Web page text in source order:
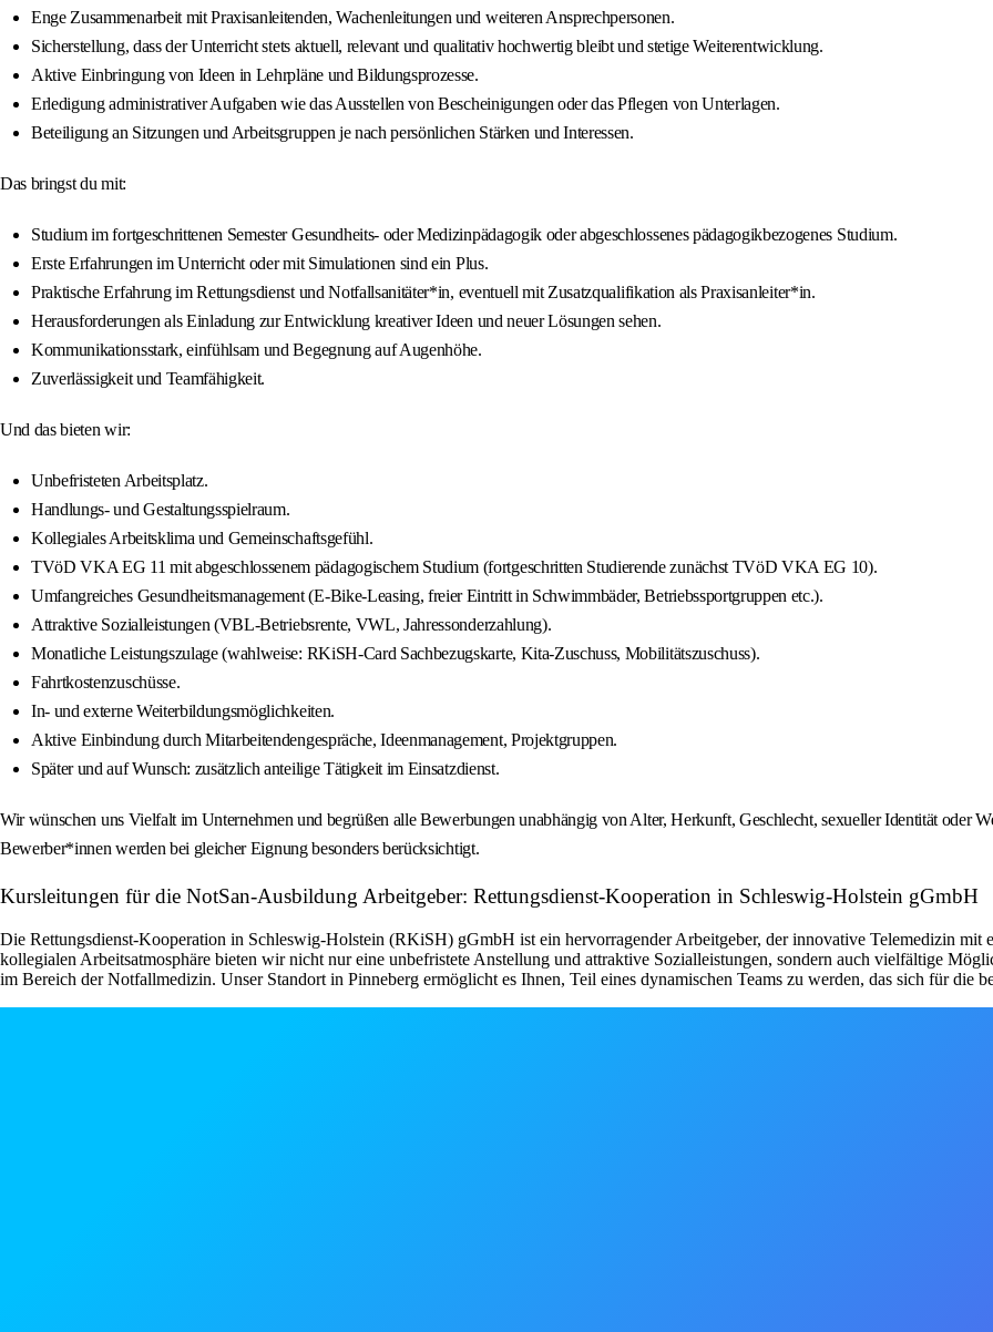
Enge Zusammenarbeit mit Praxisanleitenden, Wachenleitungen und weiteren Ansprechpersonen.
Sicherstellung, dass der Unterricht stets aktuell, relevant und qualitativ hochwertig bleibt und stetige Weiterentwicklung.
Aktive Einbringung von Ideen in Lehrpläne und Bildungsprozesse.
Erledigung administrativer Aufgaben wie das Ausstellen von Bescheinigungen oder das Pflegen von Unterlagen.
Beteiligung an Sitzungen und Arbeitsgruppen je nach persönlichen Stärken und Interessen.
Das bringst du mit:
Studium im fortgeschrittenen Semester Gesundheits- oder Medizinpädagogik oder abgeschlossenes pädagogikbezogenes Studium.
Erste Erfahrungen im Unterricht oder mit Simulationen sind ein Plus.
Praktische Erfahrung im Rettungsdienst und Notfallsanitäter*in, eventuell mit Zusatzqualifikation als Praxisanleiter*in.
Herausforderungen als Einladung zur Entwicklung kreativer Ideen und neuer Lösungen sehen.
Kommunikationsstark, einfühlsam und Begegnung auf Augenhöhe.
Zuverlässigkeit und Teamfähigkeit.
Und das bieten wir:
Unbefristeten Arbeitsplatz.
Handlungs- und Gestaltungsspielraum.
Kollegiales Arbeitsklima und Gemeinschaftsgefühl.
TVöD VKA EG 11 mit abgeschlossenem pädagogischem Studium (fortgeschritten Studierende zunächst TVöD VKA EG 10).
Umfangreiches Gesundheitsmanagement (E-Bike-Leasing, freier Eintritt in Schwimmbäder, Betriebssportgruppen etc.).
Attraktive Sozialleistungen (VBL-Betriebsrente, VWL, Jahressonderzahlung).
Monatliche Leistungszulage (wahlweise: RKiSH-Card Sachbezugskarte, Kita-Zuschuss, Mobilitätszuschuss).
Fahrtkostenzuschüsse.
In- und externe Weiterbildungsmöglichkeiten.
Aktive Einbindung durch Mitarbeitendengespräche, Ideenmanagement, Projektgruppen.
Später und auf Wunsch: zusätzlich anteilige Tätigkeit im Einsatzdienst.
Wir wünschen uns Vielfalt im Unternehmen und begrüßen alle Bewerbungen unabhängig von Alter, Herkunft, Geschlecht, sexueller Identität oder
Bewerber*innen werden bei gleicher Eignung besonders berücksichtigt.
Kursleitungen für die NotSan-Ausbildung Arbeitgeber: Rettungsdienst-Kooperation in Schleswig-Holstein gGmbH
Die Rettungsdienst-Kooperation in Schleswig-Holstein (RKiSH) gGmbH ist ein hervorragender Arbeitgeber, der innovative Telemedizin
kollegialen Arbeitsatmosphäre bieten wir nicht nur eine unbefristete Anstellung und attraktive Sozialleistungen, sondern auch vielfältige
im Bereich der Notfallmedizin. Unser Standort in Pinneberg ermöglicht es Ihnen, Teil eines dynamischen Teams zu werden, das sich für die